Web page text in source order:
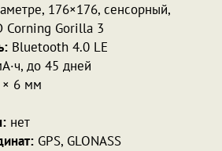
176×176, сенсорный,
Corning Gorilla 3
Bluetooth 4.0 LE
до 45 дней
× 6 мм
нет
GPS, GLONASS